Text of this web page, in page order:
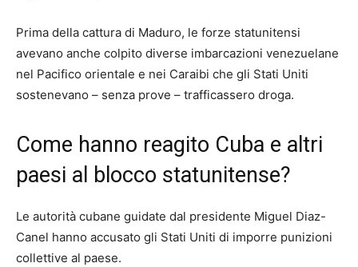
Prima della cattura di Maduro, le forze statunitensi
avevano anche colpito diverse imbarcazioni venezuelane
nel Pacifico orientale e nei Caraibi che gli Stati Uniti
sostenevano – senza prove – trafficassero droga.
Come hanno reagito Cuba e altri
paesi al blocco statunitense?
Le autorità cubane guidate dal presidente Miguel Diaz-
Canel hanno accusato gli Stati Uniti di imporre punizioni
collettive al paese.